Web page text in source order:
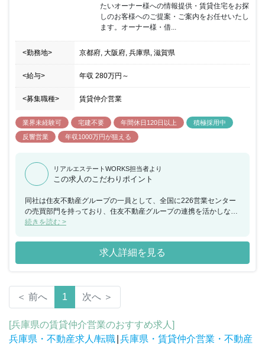
たいオーナー様への情報提供・賃貸住宅をお探
しのお客様へのご提案・ご案内をお任せいたし
ます。オーナー様・借...
<勤務地> 京都府, 大阪府, 兵庫県, 滋賀県
<給与> 年収 280万円 ～
<募集職種> 賃貸仲介営業
業界未経験可 宅建不要 年間休日120日以上
積極採用中
反響営業
年収1000万円が狙える
リアルエステートWORKS担当者より
この求人のこだわりポイント
同社は住友不動産グループの一員として、全国に226営業センター
の売買部門を持っており、住友不動産グループの連携を活かしなが
ら豊富な物件情報／全国直営の店舗ネットワークで不動産のご購入
っており、お客様から年間35万件超、一日約1000件のご相談をい
ただくなど、住友不動産グループの信頼度もあり経営も安定してい
る優良企業となります。入社後の教育体制も充実しており、未経験
ます。本社での研修やOJT研修・資格取得支援など不動産のプロフ
ェッショナルを目指すことが可能な教育体制が完備されています。
また日々の頑張りが正当に評価される仕組みが整っており、平均年
収628万円、社員の半数が年収600万円を超えているなど、待遇面
でも安定しており、長期的に腰を据えて働ける環境が整っていま
す。
続きを読む >
求人詳細を見る
＜ 前へ 1 次へ ＞
[兵庫県の賃貸仲介営業のおすすめ求人]
兵庫県・不動産求人/転職 兵庫県・賃貸仲介営業・不動産